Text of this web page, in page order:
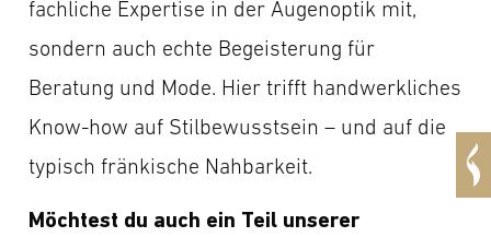
fachliche Expertise in der Augenoptik mit,
sondern auch echte Begeisterung für
Beratung und Mode. Hier trifft handwerkliches
Know-how auf Stilbewusstsein – und auf die
typisch fränkische Nahbarkeit.
Möchtest du auch ein Teil unserer